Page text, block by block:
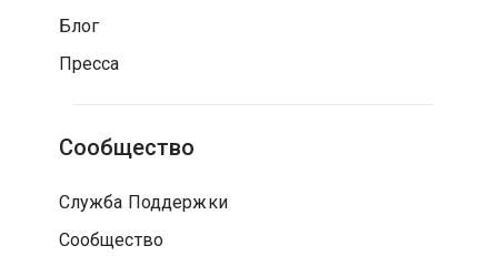
Блог
Пресса
Сообщество
Служба Поддержки
Сообщество